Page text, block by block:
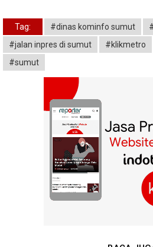
Tag: #dinas kominfo sumut
#jalan inpres di sumut
#klikmetro
#sumut